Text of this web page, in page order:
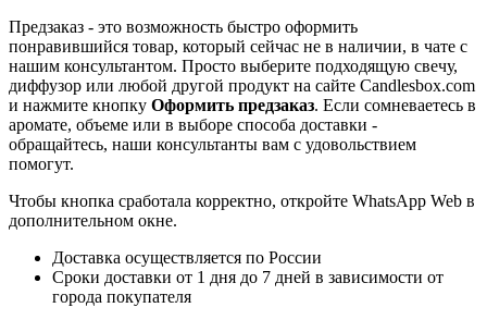
Предзаказ - это возможность быстро оформить
понравившийся товар, который сейчас не в наличии, в чате с
нашим консультантом. Просто выберите подходящую свечу,
диффузор или любой другой продукт на сайте Candlesbox.com
и нажмите кнопку Оформить предзаказ. Если сомневаетесь в
аромате, объеме или в выборе способа доставки -
обращайтесь, наши консультанты вам с удовольствием
помогут.
Чтобы кнопка сработала корректно, откройте WhatsApp Web в
дополнительном окне.
Доставка осуществляется по России
Сроки доставки от 1 дня до 7 дней в зависимости от
города покупателя